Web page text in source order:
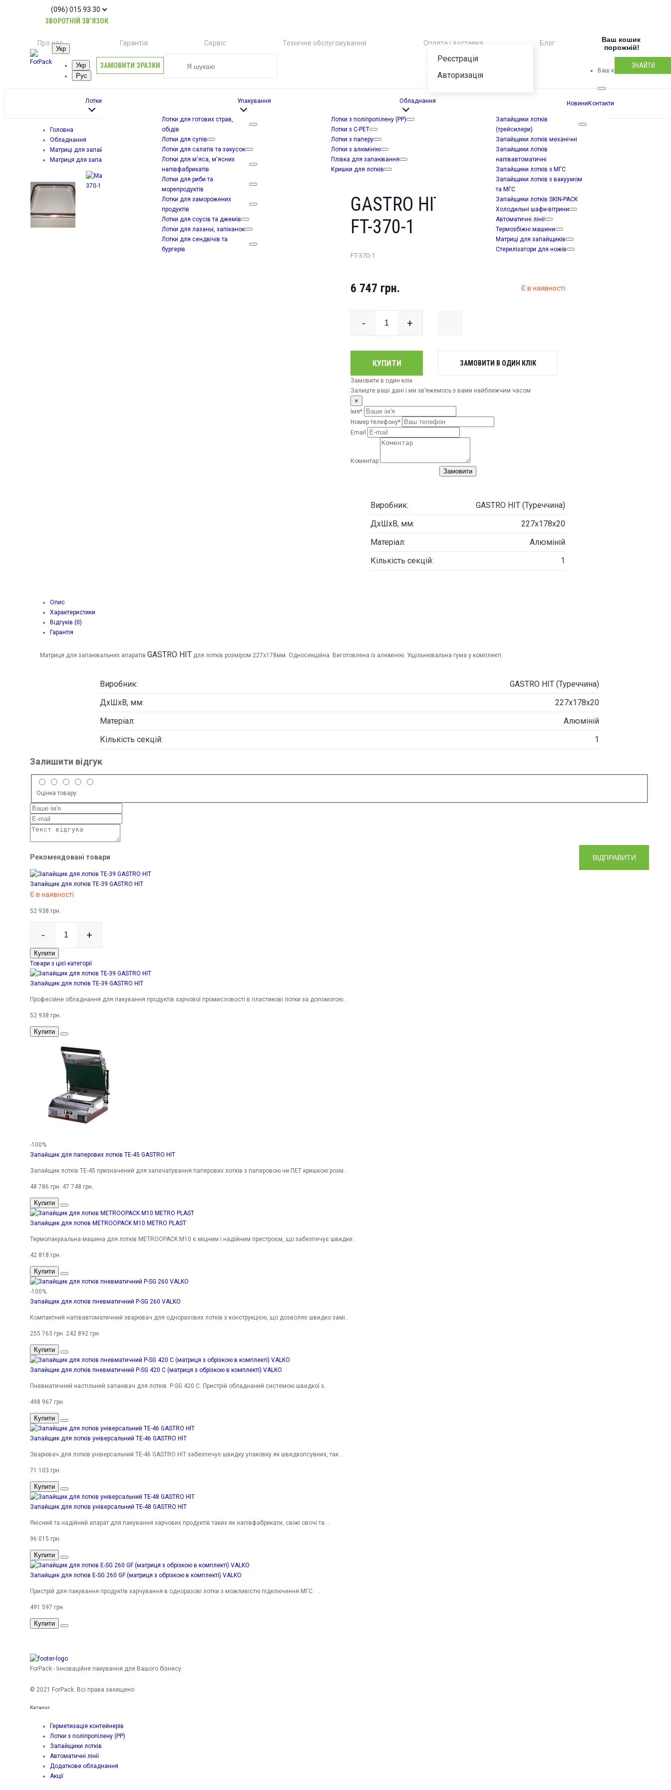
(096) 015 93 30
ЗВОРОТНІЙ ЗВ’ЯЗОК
Про нас Гарантія Сервіс Технічне обслуговування Оплата і доставка Блог Реєстрація
Укр
Укр
Рус
ЗАМОВИТИ ЗРАЗКИ ЗНАЙТИ
Реєстрація
Авторизація
Ваш кошик
порожній!
Ваш кошик порожній!
Лотки
Лотки для готових страв,
обідів
Лотки для супів
Лотки для салатів та закусок
Лотки для м'яса, м'ясних
напівфабрикатів
Лотки для риби та
морепродуктів
Лотки для заморожених
продуктів
Лотки для соусів та джемів
Лотки для лазаньї, запіканок
Лотки для сендвічів та
бургерів
Упакування
Лотки з поліпропілену (PP)
Лотки з C-PET
Лотки з паперу
Лотки з алюмінію
Плівка для запаювання
Кришки для лотків
Обладнання
Запайщики лотків
(трейсилери)
Запайщики лотків механічні
Запайщики лотків
напівавтоматичні
Запайщики лотків з МГС
Запайщики лотків з вакуумом
та МГС
Запайщики лотків SKIN-PACK
Холодильні шафи-вітрини
Автоматичні лінії
Термозбіжні машини
Матриці для запайщиків
Стерилізатори для ножів
Новини Контакти
Головна
Обладнання
Матриці для запайщиків
Матриця для запайщиків GASTRO HIT односекційна FT-370-1
Матриця для запайщиків
GASTRO HIT односекційна
FT-370-1
FT-370-1
6 747 грн. Є в наявності
- +
КУПИТИ ЗАМОВИТИ В ОДИН КЛІК
Замовити в один клік
Залиште ваші дані і ми зв’яжемось з вами найближчим часом
×
Імя*
Номер телефону*
Email
Коментар
Замовити
Виробник:
GASTRO HIT (Туреччина)
ДxШхВ, мм:
227x178х20
Матеріал:
Алюміній
Кількість секцій:
1
Опис
Характеристики
Відгуків (0)
Гарантія
Матриця для запаювальних апаратів GASTRO HIT для лотків розміром 227х178мм. Односекційна. Виготовлена із алюмінію. Ущільнювальна гума у комплекті.
Виробник:
GASTRO HIT (Туреччина)
ДxШхВ, мм:
227x178х20
Матеріал:
Алюміній
Кількість секцій:
1
Залишити відгук
Оцінка товару:
ВІДПРАВИТИ
Рекомендовані товари
Запайщик для лотків TE-39 GASTRO HIT
Є в наявності
52 938 грн.
- +
Купити
Товари з цієї категорії
Запайщик для лотків TE-39 GASTRO HIT
Професійне обладнання для пакування продуктів харчової промисловості в пластикові лотки за допомогою..
52 938 грн.
Купити
-100%
Запайщик для паперових лотків TE-45 GASTRO HIT
Запайщик лотків TE-45 призначений для запечатування паперових лотків з паперовою чи ПЕТ кришкою розм..
48 786 грн. 47 748 грн.
Купити
Запайщик для лотків METROOPACK M10 METRO PLAST
Термопакувальна машина для лотків METROOPACK M10 є міцним і надійним пристроєм, що забезпечує швидке..
42 818 грн.
Купити
-100%
Запайщик для лотків пневматичний P-SG 260 VALKO
Компактний напівавтоматичний зварювач для одноразових лотків з конструкцією, що дозволяє швидко замі..
255 763 грн. 242 892 грн.
Купити
Запайщик для лотків пневматичний P-SG 420 C (матриця з обрізкою в комплекті) VALKO
Пневматичний настільний запаювач для лотків P-SG 420 C. Пристрій обладнаний системою швидкої з..
498 967 грн.
Купити
Запайщик для лотків універсальний TE-46 GASTRO HIT
Зварювач для лотків універсальний TE-46 GASTRO HIT забезпечує швидку упаковку як швидкопсувних, так ..
71 103 грн.
Купити
Запайщик для лотків універсальний TE-48 GASTRO HIT
Якісний та надійний апарат для пакування харчових продуктів таких як напівфабрикати, свіжі овочі та ..
96 015 грн.
Купити
Запайщик для лотків E-SG 260 GF (матриця з обрізкою в комплекті) VALKO
Пристрій для пакування продуктів харчування в одноразові лотки з можливістю підключення МГС. ..
491 597 грн.
Купити
ForPack - Інноваційне пакування для Вашого бізнесу
© 2021 ForPack. Всі права захищено
Каталог
Герметизація контейнерів
Лотки з поліпропілену (PP)
Запайщики лотків
Автоматичні лінії
Додаткове обладнання
Акції